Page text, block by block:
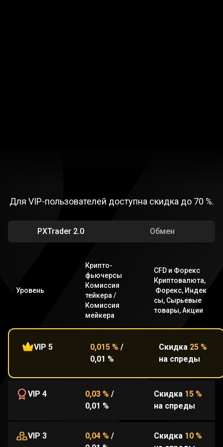
скидки
VIP скидки
Для VIP-пользователей доступна скидка до 70 %.
PXTrader 2.0 Обмен
Уровень
Крипто-
фьючерсы
Комиссия
тейкера /
Комиссия
мейкера
CFD и Форекс
Криптовалюта,
Форекс, Индек
сы, Сырьевые
товары,Акции
VIP 5 0,015 % /
0,01 %
Скидка 25 %
на спреды
VIP 4 0,03 % /
0,01 %
Скидка 15 %
на спреды
VIP 3 0,04 % /
Скидка 10 %